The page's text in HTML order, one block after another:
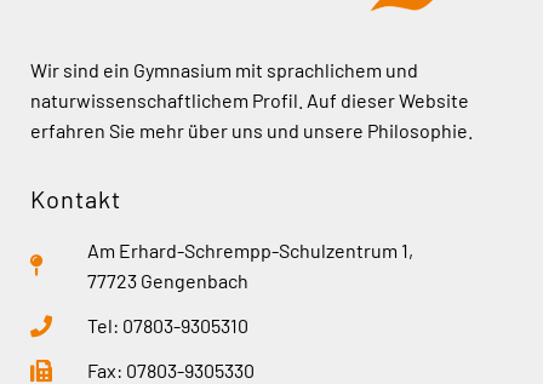
Wir sind ein Gymnasium mit sprachlichem und
naturwissenschaftlichem Profil. Auf dieser Website
erfahren Sie mehr über uns und unsere Philosophie.
Kontakt
Am Erhard-Schrempp-Schulzentrum 1,
77723 Gengenbach
Tel: 07803-9305310
Fax: 07803-9305330